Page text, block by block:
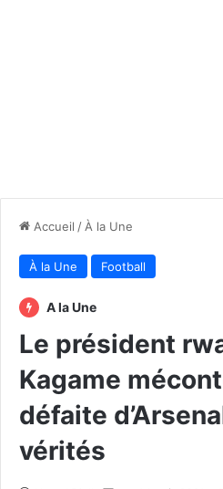
Accueil / À la Une
À la Une Football
A la Une
Le président
Kagame
défaite
vérités